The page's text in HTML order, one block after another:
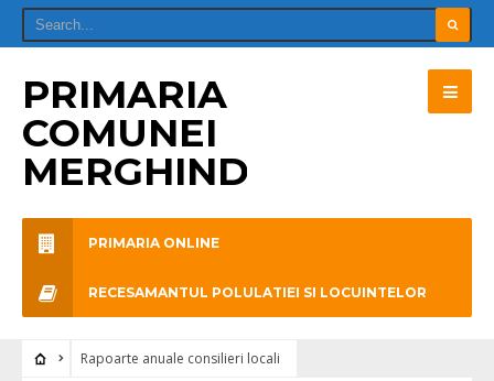
PRIMARIA
COMUNEI
MERGHINDEAL
PRIMARIA ONLINE
RECESAMANTUL POLULATIEI SI LOCUINTELOR
Rapoarte anuale consilieri locali